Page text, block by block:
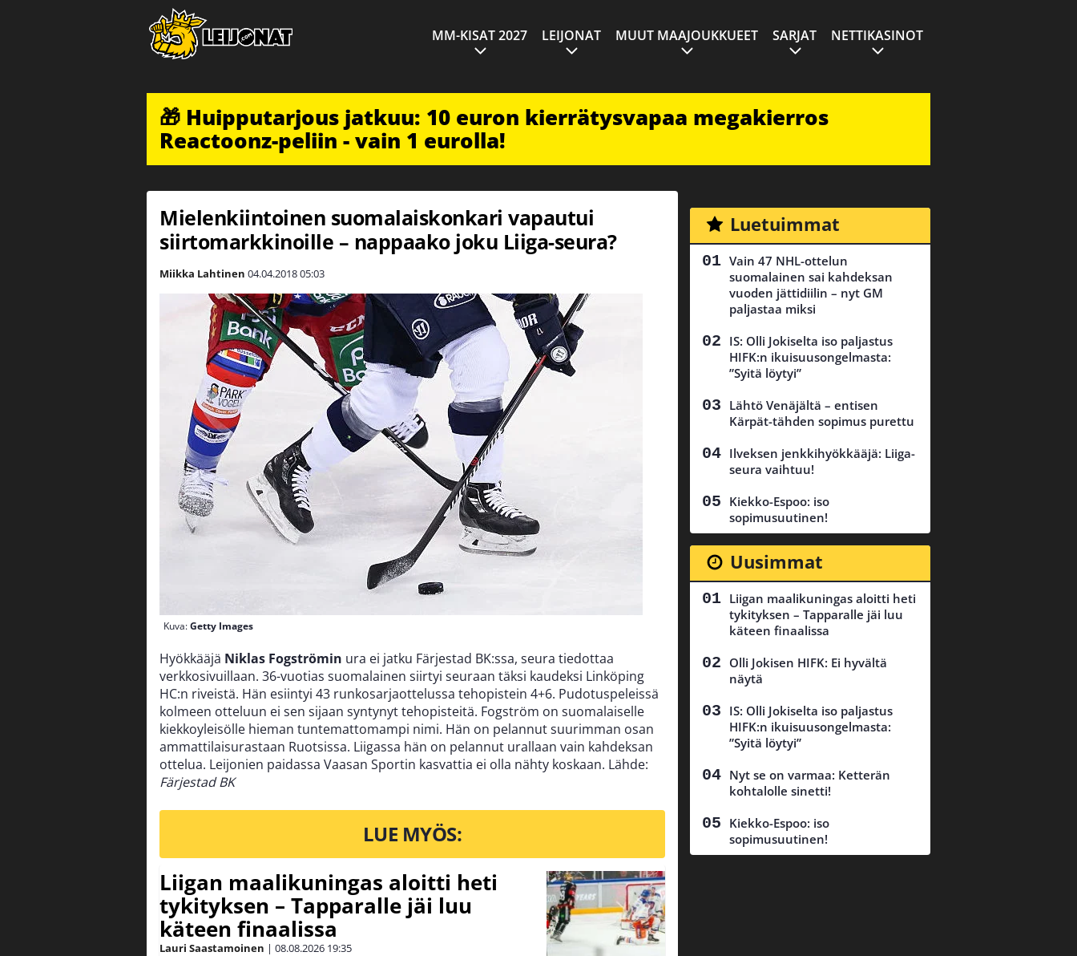
MM-KISAT 2027 LEIJONAT MUUT MAAJOUKKUEET SARJAT NETTIKASINOT
🎁 Huipputarjous jatkuu: 10 euron kierrätysvapaa megakierros
Reactoonz-peliin - vain 1 eurolla!
Mielenkiintoinen suomalaiskonkari vapautui
siirtomarkkinoille – nappaako joku Liiga-seura?
Miikka Lahtinen 04.04.201805:03
Kuva:Getty Images
Hyökkääjä Niklas Fogströmin ura ei jatku Färjestad BK:ssa, seura tiedottaa
verkkosivuillaan. 36-vuotias suomalainen siirtyi seuraan täksi kaudeksi Linköping
HC:n riveistä. Hän esiintyi 43 runkosarjaottelussa tehopistein 4+6. Pudotuspeleissä
kolmeen otteluun ei sen sijaan syntynyt tehopisteitä. Fogström on suomalaiselle
kiekkoyleisölle hieman tuntemattomampi nimi. Hän on pelannut suurimman osan
ammattilaisurastaan Ruotsissa. Liigassa hän on pelannut urallaan vain kahdeksan
ottelua. Leijonien paidassa Vaasan Sportin kasvattia ei olla nähty koskaan. Lähde:
Färjestad BK
LUE MYÖS:
Liigan maalikuningas aloitti heti
tykityksen – Tapparalle jäi luu
käteen finaalissa
Lauri Saastamoinen | 08.08.2026 19:35
Luetuimmat
Vain 47 NHL-ottelun
suomalainen sai kahdeksan
vuoden jättidiilin – nyt GM
paljastaa miksi
IS: Olli Jokiselta iso paljastus
HIFK:n ikuisuusongelmasta:
”Syitä löytyi”
Lähtö Venäjältä – entisen
Kärpät-tähden sopimus purettu
Ilveksen jenkkihyökkääjä: Liiga-
seura vaihtuu!
Kiekko-Espoo: iso
sopimusuutinen!
Uusimmat
Liigan maalikuningas aloitti heti
tykityksen – Tapparalle jäi luu
käteen finaalissa
Olli Jokisen HIFK: Ei hyvältä
näytä
IS: Olli Jokiselta iso paljastus
HIFK:n ikuisuusongelmasta:
”Syitä löytyi”
Nyt se on varmaa: Ketterän
kohtalolle sinetti!
Kiekko-Espoo: iso
sopimusuutinen!